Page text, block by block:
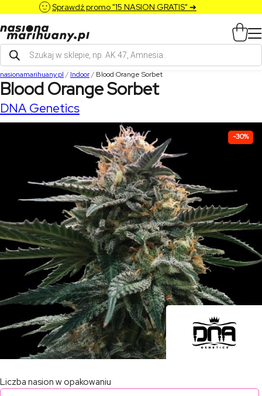
Sprawdź promo "15 NASION GRATIS" ➔
Wyszukiwarka
produktów
nasionamarihuany.pl / Indoor/ Blood Orange Sorbet
Blood Orange Sorbet
DNA Genetics
-30%
Liczba nasion w opakowaniu